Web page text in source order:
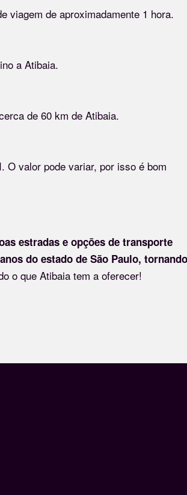
viagem de aproximadamente 1 hora.
a Atibaia.
de 60 km de Atibaia.
O valor pode variar, por isso é bom
estradas e opções de transporte
do estado de São Paulo,
o que Atibaia tem a oferecer!